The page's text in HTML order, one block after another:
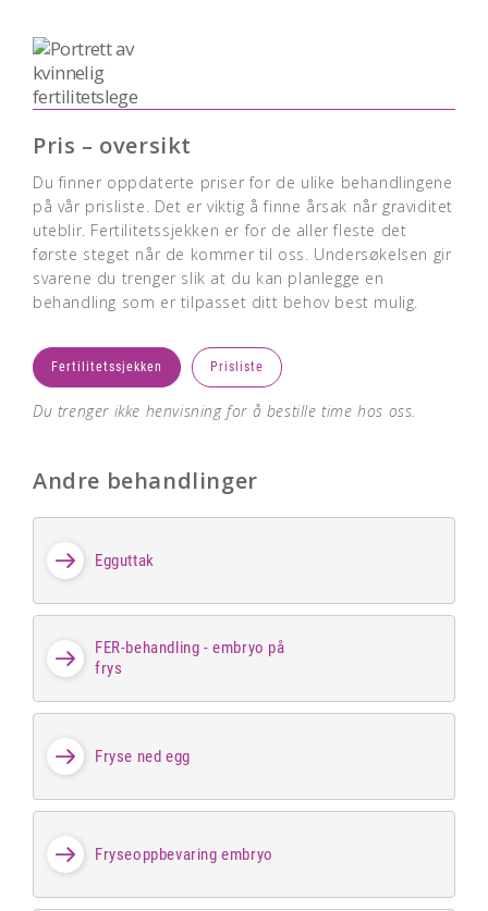
Pris – oversikt
Du finner oppdaterte priser for de ulike behandlingene
på vår prisliste. Det er viktig å finne årsak når graviditet
uteblir. Fertilitetssjekken er for de aller fleste det
første steget når de kommer til oss. Undersøkelsen gir
svarene du trenger slik at du kan planlegge en
behandling som er tilpasset ditt behov best mulig.
Fertilitetssjekken Prisliste
Du trenger ikke henvisning for å bestille time hos oss.
Andre behandlinger
Egguttak
FER-behandling - embryo på
frys
Fryse ned egg
Fryseoppbevaring embryo